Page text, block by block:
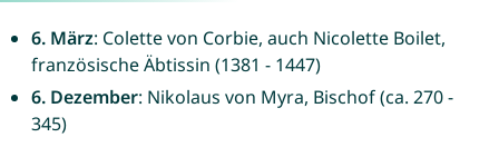
6. März: Colette von Corbie, auch Nicolette Boilet,
französische Äbtissin (1381 - 1447)
6. Dezember: Nikolaus von Myra, Bischof (ca. 270 -
345)